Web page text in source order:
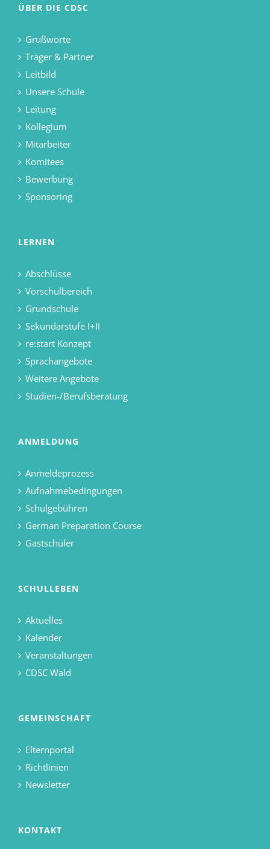
ÜBER DIE CDSC
Grußworte
Träger & Partner
Leitbild
Unsere Schule
Leitung
Kollegium
Mitarbeiter
Komitees
Bewerbung
Sponsoring
LERNEN
Abschlüsse
Vorschulbereich
Grundschule
Sekundarstufe I+II
re:start Konzept
Sprachangebote
Weitere Angebote
Studien-/Berufsberatung
ANMELDUNG
Anmeldeprozess
Aufnahmebedingungen
Schulgebühren
German Preparation Course
Gastschüler
SCHULLEBEN
Aktuelles
Kalender
Veranstaltungen
CDSC Wald
GEMEINSCHAFT
Elternportal
Richtlinien
Newsletter
KONTAKT